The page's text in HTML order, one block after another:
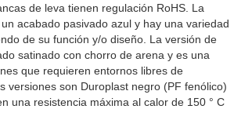
de leva tienen regulación RoHS. La
acabado pasivado azul y hay una variedad
de su función y/o diseño. La versión de
satinado con chorro de arena y es una
que requieren entornos libres de
versiones son Duroplast negro (PF fenólico)
una resistencia máxima al calor de 150 ° C